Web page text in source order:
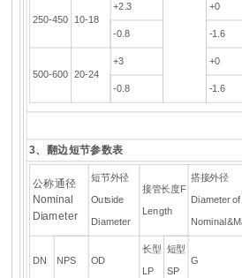
250-450 10-18
+2.3 +0
-0.8 -1.6
500-600 20-24
+3 +0
-0.8 -1.6
3、翻边短节参数表
公称通径
Nominal
Diameter
短节外径
Outside
Diameter
接管长度F
Length
搭接外径
Diameter
DN NPS OD
长型
LP
短型
SP
G